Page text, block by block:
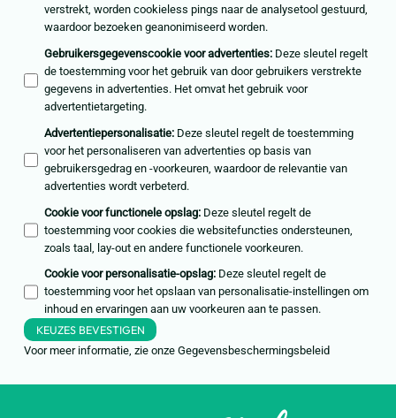
verstrekt, worden cookieless pings naar de analysetool gestuurd,
waardoor bezoeken geanonimiseerd worden.
Gebruikersgegevenscookie voor advertenties: Deze sleutel regelt
de toestemming voor het gebruik van door gebruikers verstrekte
gegevens in advertenties. Het omvat het gebruik voor
advertentietargeting.
Advertentiepersonalisatie: Deze sleutel regelt de toestemming
voor het personaliseren van advertenties op basis van
gebruikersgedrag en -voorkeuren, waardoor de relevantie van
advertenties wordt verbeterd.
Cookie voor functionele opslag: Deze sleutel regelt de
toestemming voor cookies die websitefuncties ondersteunen,
zoals taal, lay-out en andere functionele voorkeuren.
Cookie voor personalisatie-opslag: Deze sleutel regelt de
toestemming voor het opslaan van personalisatie-instellingen om
inhoud en ervaringen aan uw voorkeuren aan te passen.
KEUZES BEVESTIGEN
Voor meer informatie, zie onze Gegevensbeschermingsbeleid